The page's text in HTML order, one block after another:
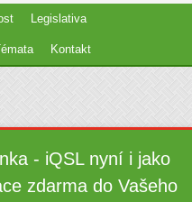
Legislativa
Kontakt
- iQSL nyní i jako
zdarma do Vašeho